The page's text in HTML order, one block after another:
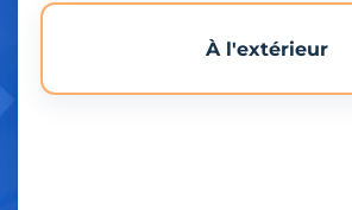
À l'extérieur